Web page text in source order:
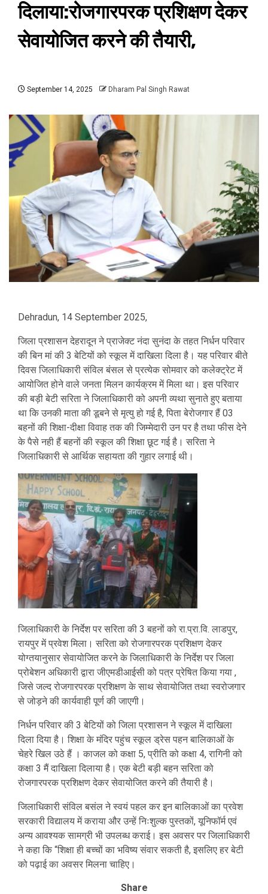
दिलाया:रोजगारपरक प्रशिक्षण देकर
सेवायोजित करने की तैयारी,
September 14, 2025 Dharam Pal Singh Rawat
Dehradun, 14 September 2025,
जिला प्रशासन देहरादून ने प्राजेक्ट नंदा सुनंदा के तहत निर्धन परिवार
की बिन मां की 3 बेटियों को स्कूल में दाखिला दिला है। यह परिवार बीते
दिवस जिलाधिकारी संविल बंसल से प्रत्येक सोमवार को कलेक्ट्रेट में
आयोजित होने वाले जनता मिलन कार्यक्रम में मिला था। इस परिवार
की बड़ी बेटी सरिता ने जिलाधिकारी को अपनी व्यथा सुनाते हुए बताया
था कि उनकी माता की डूबने से मृत्यु हो गई है, पिता बेरोजगार हैं 03
बहनों की शिक्षा-दीक्षा विवाह तक की जिम्मेदारी उन पर है तथा फीस देने
के पैसे नही हैं बहनों की स्कूल की शिक्षा छूट गई है। सरिता ने
जिलाधिकारी से आर्थिक सहायता की गुहार लगाई थी।
जिलाधिकारी के निर्देश पर सरिता की 3 बहनों को रा.प्रा.वि. लाडपुर,
रायपुर में प्रवेश मिला। सरिता को रोजगारपरक प्रशिक्षण देकर
योग्तयानुसार सेवायोजित करने के जिलाधिकारी के निर्देश पर जिला
प्रोबेशन अधिकारी द्वारा जीएमडीआईसी को पत्र प्रेषित किया गया ,
जिसे जल्द रोजगारपरक प्रशिक्षण के साथ सेवायोजित तथा स्वरोजगार
से जोड़ने की कार्यवाही पूर्ण की जाएगी।
निर्धन परिवार की 3 बेटियों को जिला प्रशासन ने स्कूल में दाखिला
दिला दिया है। शिक्षा के मंदिर पहुंच स्कूल ड्रेस पहन बालिकाओं के
चेहरे खिल उठे हैं । काजल को कक्षा 5, प्रीति को कक्षा 4, रागिनी को
कक्षा 3 मैं दाखिला दिलाया है। एक बेटी बड़ी बहन सरिता को
रोजगारपरक प्रशिक्षण देकर सेवायोजित करने की तैयारी है।
जिलाधिकारी संविल बसंल ने स्वयं पहल कर इन बालिकाओं का प्रवेश
सरकारी विद्यालय में कराया और उन्हें निःशुल्क पुस्तकों, यूनिफॉर्म एवं
अन्य आवश्यक सामग्री भी उपलब्ध कराई। इस अवसर पर जिलाधिकारी
ने कहा कि “शिक्षा ही बच्चों का भविष्य संवार सकती है, इसलिए हर बेटी
को पढ़ाई का अवसर मिलना चाहिए।
Share